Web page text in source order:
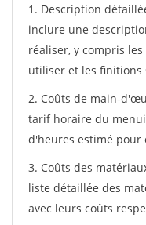
1. Description
inclure une
réaliser, y compris
utiliser et les finitions
2. Coûts de main-
tarif horaire du
d'heures estimé pour
3. Coûts des
liste détaillée des
avec leurs coûts